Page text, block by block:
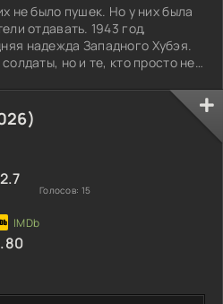
не было пушек. Но у них была
отдавать. 1943 год,
надежда Западного Хубэя.
но и те, кто просто не
2.7
Голосов: 15